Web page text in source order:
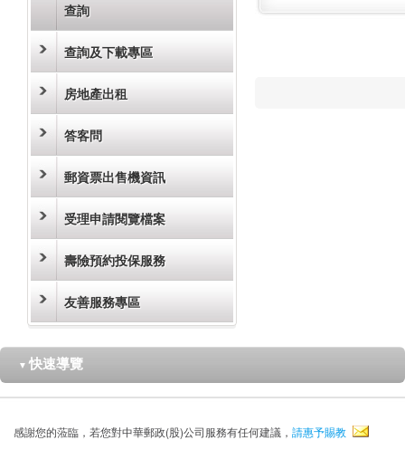
查詢
查詢及下載專區
房地產出租
答客問
郵資票出售機資訊
受理申請閱覽檔案
壽險預約投保服務
友善服務專區
▼ 快速導覽
感謝您的蒞臨，若您對中華郵政(股)公司服務有任何建議， 請惠予賜教